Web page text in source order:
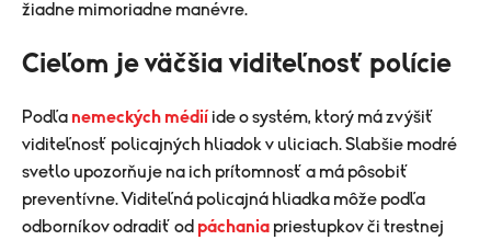
žiadne mimoriadne manévre.
Cieľom je väčšia viditeľnosť polície
Podľa nemeckých médií ide o systém, ktorý má zvýšiť
viditeľnosť policajných hliadok v uliciach. Slabšie modré
svetlo upozorňuje na ich prítomnosť a má pôsobiť
preventívne. Viditeľná policajná hliadka môže podľa
odborníkov odradiť od páchania priestupkov či trestnej